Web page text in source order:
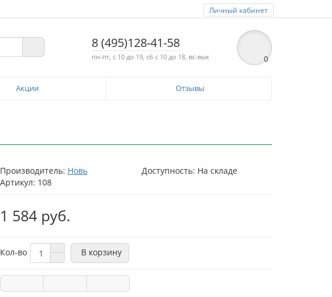
Личный кабинет
8 (495)128-41-58
пн-пт, с 10 до 19, сб с 10 до 18, вс-вых 0
Акции Отзывы
Производитель: Новь
Доступность: На складе
Артикул: 108
1 584 руб.
Кол-во В корзину